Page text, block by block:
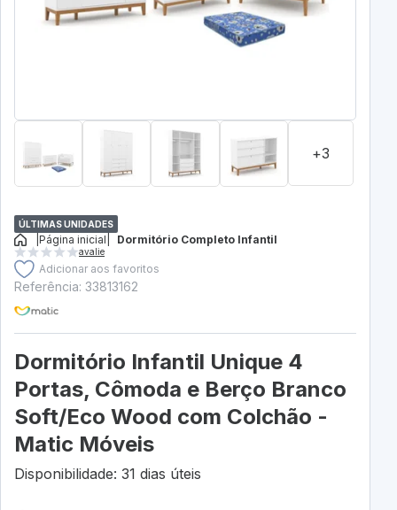
+3
ÚLTIMAS UNIDADES
Página inicial Dormitório Completo Infantil
avalie
Adicionar aos favoritos
Referência: 33813162
Dormitório Infantil Unique 4
Portas, Cômoda e Berço Branco
Soft/Eco Wood com Colchão -
Matic Móveis
Disponibilidade: 31 dias úteis